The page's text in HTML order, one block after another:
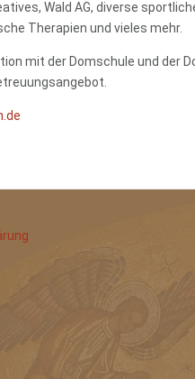
Wald AG, diverse
Therapien und vieles mehr.
mit der Domschule und der